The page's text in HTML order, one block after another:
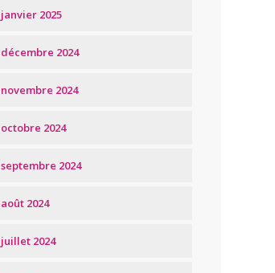
janvier 2025
décembre 2024
novembre 2024
octobre 2024
septembre 2024
août 2024
juillet 2024